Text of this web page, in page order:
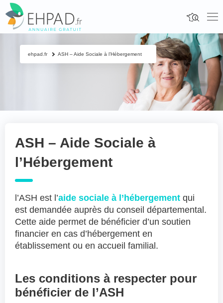
ASH – Aide Sociale à
l’Hébergement
l’ASH est l’aide sociale à l’hébergement qui
est demandée auprès du conseil départemental.
Cette aide permet de bénéficier d’un soutien
financier en cas d’hébergement en
établissement ou en accueil familial.
Les conditions à respecter pour
bénéficier de l’ASH
ehpad.fr ASH – Aide Sociale à l’Hébergement